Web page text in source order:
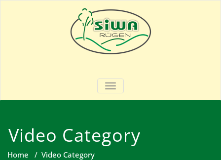
SIWA – Rügen
Garten- & Landschaftsbau
SCHALTE NAVIGATION
Video Category
Home / Video Category